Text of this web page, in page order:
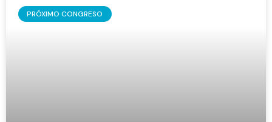
PRÓXIMO CONGRESO